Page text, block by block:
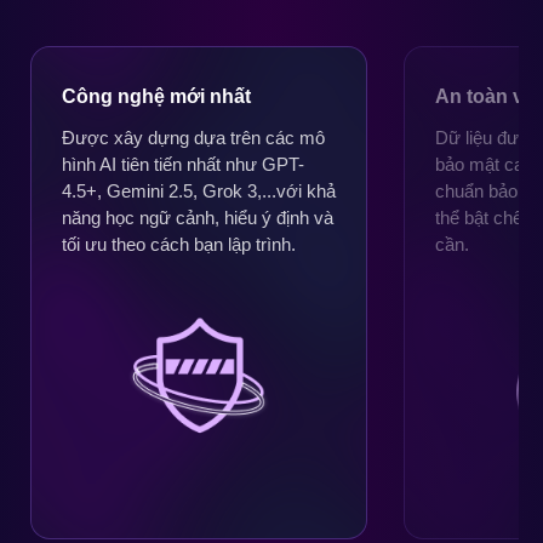
Công nghệ mới nhất
Được xây dựng dựa trên các mô
hình AI tiên tiến nhất như GPT-
4.5+, Gemini 2.5, Grok 3,...với khả
năng học ngữ cảnh, hiểu ý định và
tối ưu theo cách bạn lập trình.
An toàn và
Dữ liệu
bảo mật
chuẩn bảo
thể bật chế
cần.